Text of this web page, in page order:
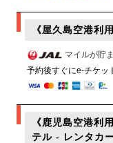
《屋久島空港利
マイルが貯
予約後すぐにe-チケッ
《鹿児島空港利
テル - レンタカ